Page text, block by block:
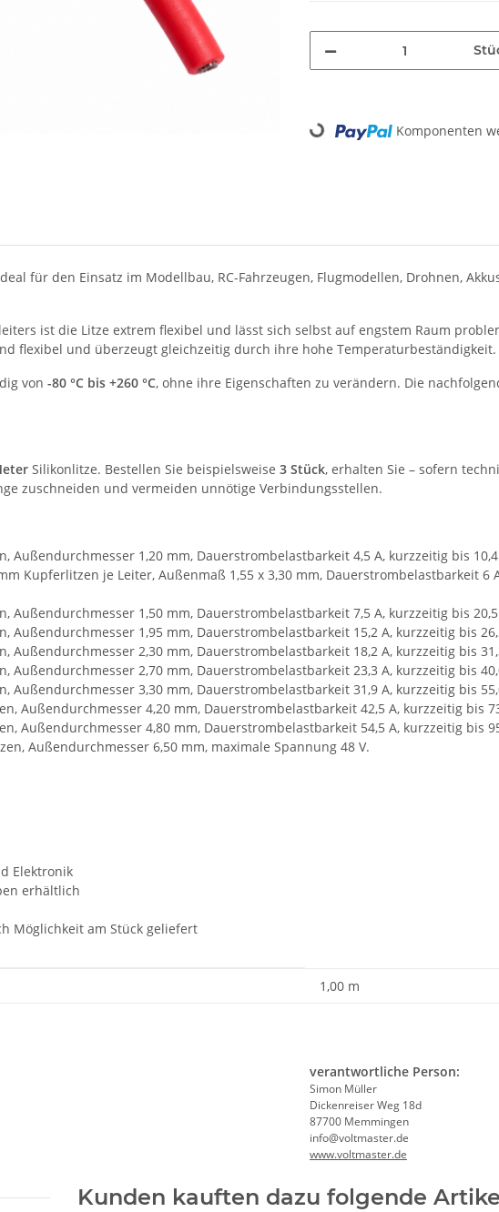
Loading... Komponenten
für den Einsatz im Modellbau, RC-Fahrzeugen, Flugmodellen, Drohnen,
ist die Litze extrem flexibel und lässt sich selbst auf engstem Raum
flexibel und überzeugt gleichzeitig durch ihre hohe Temperaturbeständigkeit.
von -80 °C bis +260 °C, ohne ihre Eigenschaften zu verändern. Die
Silikonlitze. Bestellen Sie beispielsweise 3 Stück, erhalten Sie – sofern
zuschneiden und vermeiden unnötige Verbindungsstellen.
Außendurchmesser 1,20 mm, Dauerstrombelastbarkeit 4,5 A, kurzzeitig bis
Kupferlitzen je Leiter, Außenmaß 1,55 x 3,30 mm, Dauerstrombelastbarkeit
Außendurchmesser 1,50 mm, Dauerstrombelastbarkeit 7,5 A, kurzzeitig bis
Außendurchmesser 1,95 mm, Dauerstrombelastbarkeit 15,2 A, kurzzeitig bis
Außendurchmesser 2,30 mm, Dauerstrombelastbarkeit 18,2 A, kurzzeitig bis
Außendurchmesser 2,70 mm, Dauerstrombelastbarkeit 23,3 A, kurzzeitig bis
Außendurchmesser 3,30 mm, Dauerstrombelastbarkeit 31,9 A, kurzzeitig bis
Außendurchmesser 4,20 mm, Dauerstrombelastbarkeit 42,5 A, kurzzeitig bis
Außendurchmesser 4,80 mm, Dauerstrombelastbarkeit 54,5 A, kurzzeitig bis
Außendurchmesser 6,50 mm, maximale Spannung 48 V.
Elektronik
erhältlich
Möglichkeit am Stück geliefert
1,00 m
verantwortliche Person:
Simon Müller
Dickenreiser Weg 18d
87700 Memmingen
info@voltmaster.de
www.voltmaster.de
Kunden kauften dazu folgende